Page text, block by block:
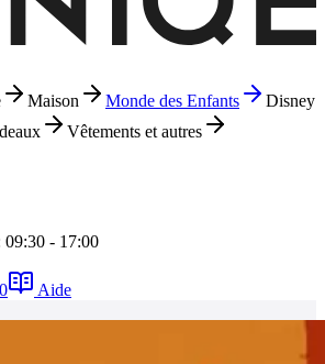
Maison Monde des Enfants
Disney
Vêtements et autres
09:30 - 17:00
Aide